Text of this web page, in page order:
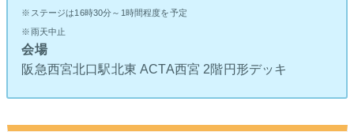
※ステージは16時30分～1時間程度を予定
※雨天中止
会場
阪急西宮北口駅北東 ACTA西宮 2階円形デッキ